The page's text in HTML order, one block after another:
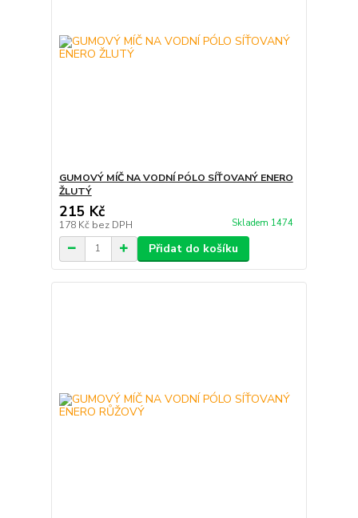
GUMOVÝ MÍČ NA VODNÍ PÓLO SÍŤOVANÝ ENERO
ŽLUTÝ
215 Kč
178 Kč bez DPH Skladem 1474
Přidat do košíku